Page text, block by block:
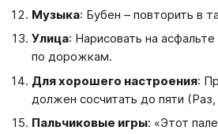
Музыка: Бубен – повторить в
Улица: Нарисовать на
по дорожкам.
Для хорошего настроения:
должен сосчитать до пяти
Пальчиковые игры: «Этот